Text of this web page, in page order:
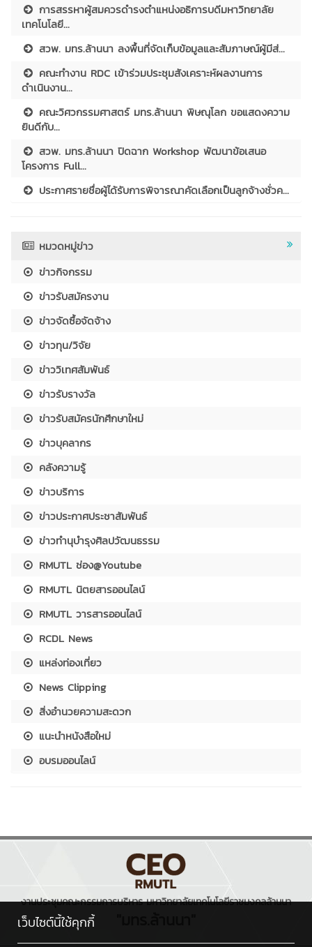
การสรรหาผู้สมควรดำรงตำแหน่งอธิการบดีมหาวิทยาลัย
เทคโนโลยี...
สวพ. มทร.ล้านนา ลงพื้นที่จัดเก็บข้อมูลและสัมภาษณ์ผู้มีส่...
คณะทำงาน RDC เข้าร่วมประชุมสังเคราะห์ผลงานการ
ดำเนินงาน...
คณะวิศวกรรมศาสตร์ มทร.ล้านนา พิษณุโลก ขอแสดงความ
ยินดีกับ...
สวพ. มทร.ล้านนา ปิดฉาก Workshop พัฒนาข้อเสนอ
โครงการ Full...
ประกาศรายชื่อผู้ได้รับการพิจารณาคัดเลือกเป็นลูกจ้างชั่วค...
หมวดหมู่ข่าว
ข่าวกิจกรรม
ข่าวรับสมัครงาน
ข่าวจัดซื้อจัดจ้าง
ข่าวทุน/วิจัย
ข่าววิเทศสัมพันธ์
ข่าวรับรางวัล
ข่าวรับสมัครนักศึกษาใหม่
ข่าวบุคลากร
คลังความรู้
ข่าวบริการ
ข่าวประกาศประชาสัมพันธ์
ข่าวทำนุบำรุงศิลปวัฒนธรรม
RMUTL ช่อง@Youtube
RMUTL นิตยสารออนไลน์
RMUTL วารสารออนไลน์
RCDL News
แหล่งท่องเที่ยว
News Clipping
สิ่งอำนวยความสะดวก
แนะนำหนังสือใหม่
อบรมออนไลน์
งานประชุมคณะกรรมการบริหาร มหาวิทยาลัยเทคโนโลยีราชมงคลล้านนา
เว็บไซต์นี้ใช้คุกกี้